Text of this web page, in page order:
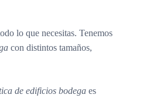
lo que necesitas. Tenemos
con distintos tamaños,
de edificios bodegaes